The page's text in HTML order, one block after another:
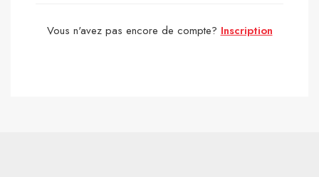
Vous n'avez pas encore de compte? Inscription